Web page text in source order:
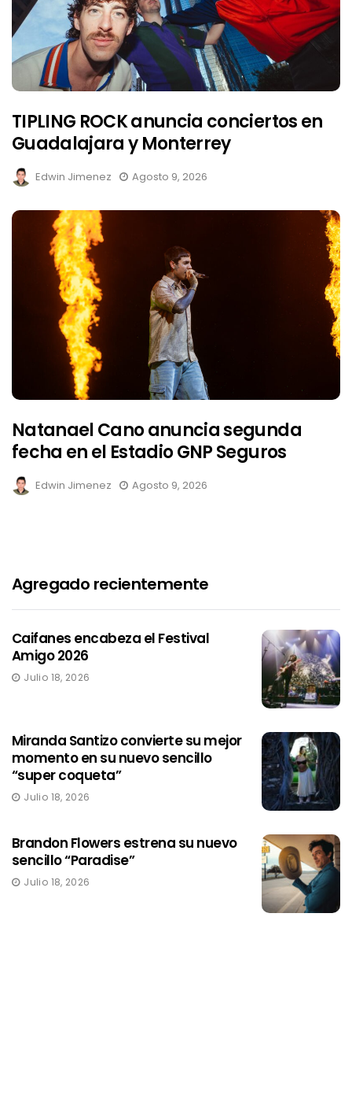
TIPLING ROCK anuncia conciertos en
Guadalajara y Monterrey
Edwin Jimenez Agosto 9, 2026
Natanael Cano anuncia segunda
fecha en el Estadio GNP Seguros
Edwin Jimenez Agosto 9, 2026
Agregado recientemente
Caifanes encabeza el Festival
Amigo 2026
Julio 18, 2026
Miranda Santizo convierte su mejor
momento en su nuevo sencillo
“super coqueta”
Julio 18, 2026
Brandon Flowers estrena su nuevo
sencillo “Paradise”
Julio 18, 2026